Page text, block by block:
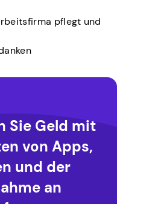
pflegt und
Sie Geld mit
von Apps,
und der
an